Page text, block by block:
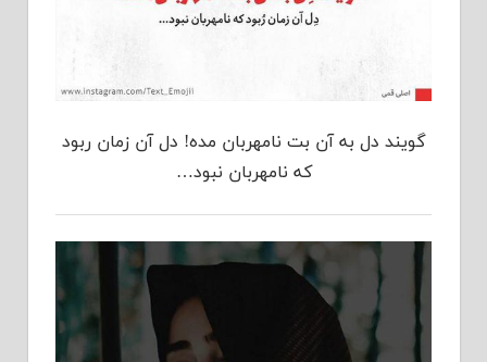
گویند دل به آن بت نامهربان مده! دل آن زمان ربود
که نامهربان نبود…